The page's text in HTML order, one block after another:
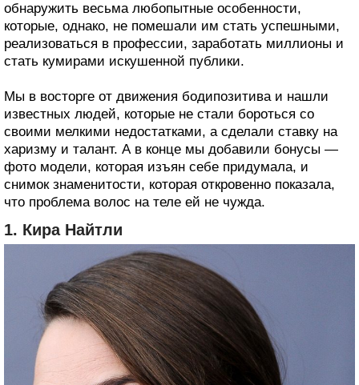
обнаружить весьма любопытные особенности,
которые, однако, не помешали им стать успешными,
реализоваться в профессии, заработать миллионы и
стать кумирами искушенной публики.
Мы в восторге от движения бодипозитива и нашли
известных людей, которые не стали бороться со
своими мелкими недостатками, а сделали ставку на
харизму и талант. А в конце мы добавили бонусы —
фото модели, которая изъян себе придумала, и
снимок знаменитости, которая откровенно показала,
что проблема волос на теле ей не чужда.
1. Кира Найтли